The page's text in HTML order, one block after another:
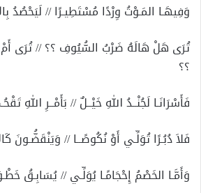
وَفِيهَـا المَـوْتُ وِرْدًا مُسْتَطِيـرًا // لَيَحْصُدُ
تُرَى هَلْ هَالَهُ ضَرْبُ السُّيُوفِ ؟؟ // تُرَى أَمْ
؟؟
فَأَسْرَانَـا لَجُنْــدُ اللهِ خَيْــلٌ // بَأَمْــرِ اللهِ
فَلاَ دُبُـرًا تُوَلِّـي أَوْ نُكُوصًــا // وَيَنْقَضُّـونَ
وَأَمَّـا الخَصْمُ إِحْجَامًـا يُوَلِّـي // يُسَابِـقُ